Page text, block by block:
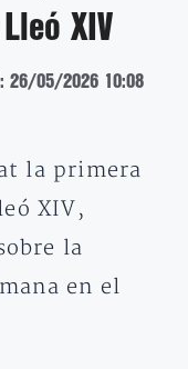
XIV
26/05/2026 10:08
la primera
XIV,
la
en el